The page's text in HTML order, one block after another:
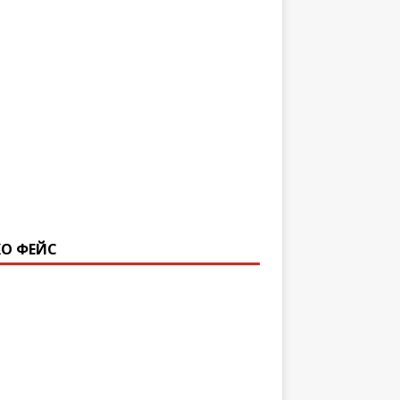
ФЕЙС